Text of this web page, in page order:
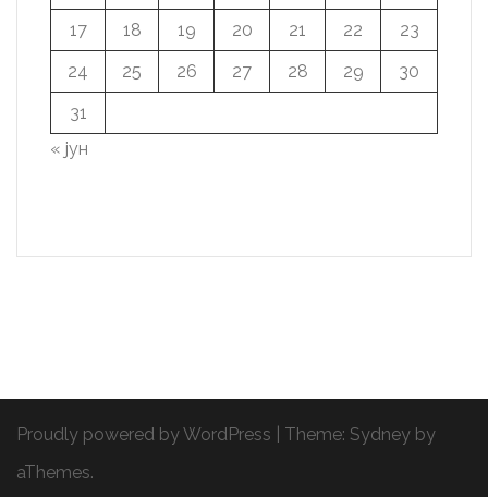
17
18 19 20 21 22
23
24
25 26 27 28 29
30
31
« јун
Proudly powered by WordPress Theme: Sydney by
aThemes.